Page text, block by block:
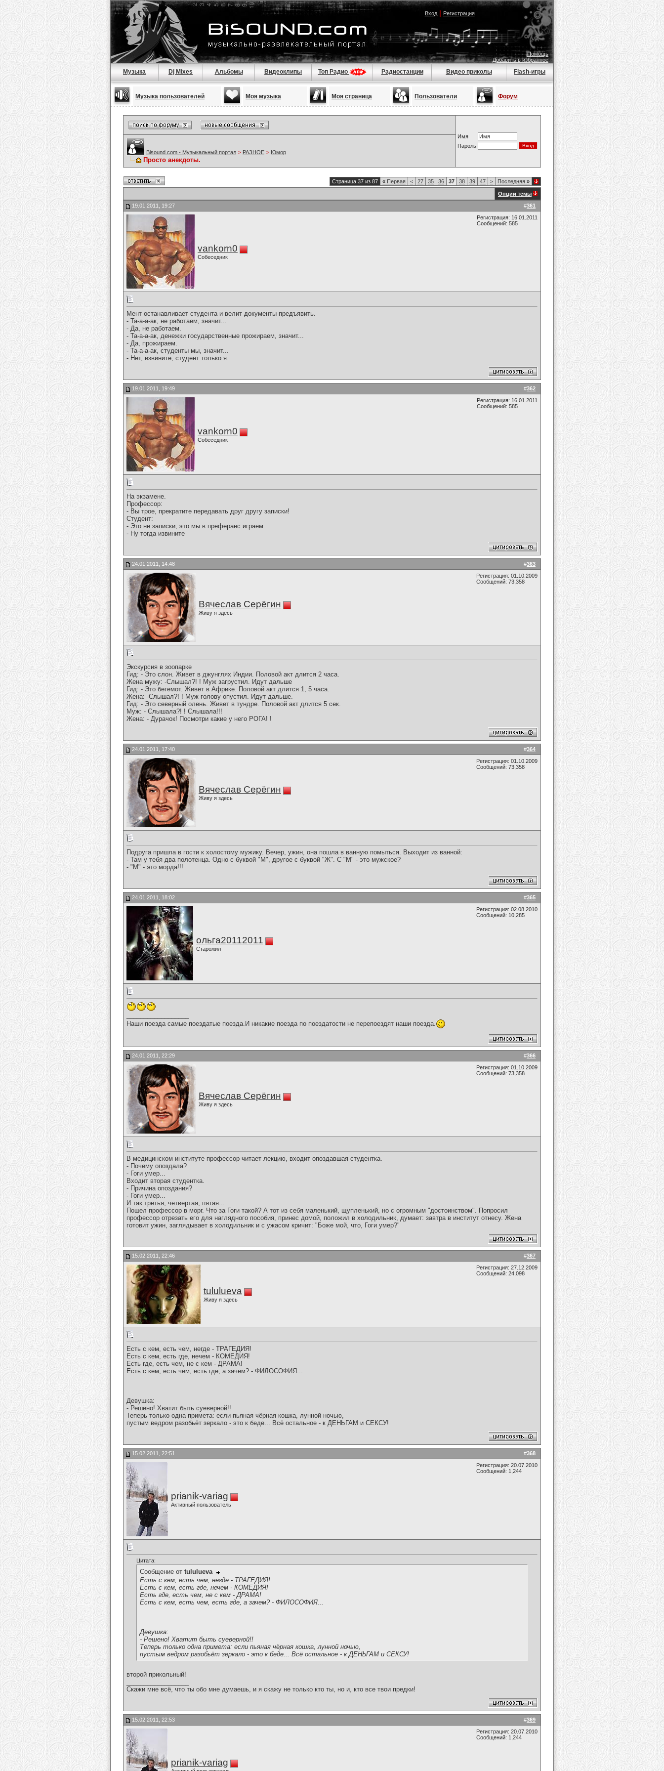
Вход| Регистрация
Помощь
Добавить в избранное
Музыка Dj Mixes Альбомы Видеоклипы Топ Радио Радиостанции Видео приколы Flash-игры
Музыка пользователей Моя музыка Моя страница Пользователи Форум
Имя
Пароль
Bisound.com - Музыкальный портал > РАЗНОЕ > Юмор
Просто анекдоты.
Страница 37 из 87 « Первая < 27 35 36 37 38 39 47 > Последняя »
Опции темы
#361
19.01.2011, 19:27
vankorn0
Собеседник
Регистрация: 16.01.2011
Сообщений: 585
Мент останавливает студента и велит документы предъявить.
- Та-а-а-ак, не работаем, значит...
- Да, не работаем.
- Та-а-а-ак, денежки государственные прожираем, значит...
- Да, прожираем.
- Та-а-а-ак, студенты мы, значит...
- Нет, извините, студент только я.
#362
19.01.2011, 19:49
vankorn0
Собеседник
Регистрация: 16.01.2011
Сообщений: 585
Hа экзамене.
Профессор:
- Вы трое, прекратите передавать друг другу записки!
Студент:
- Это не записки, это мы в преферанс играем.
- Hу тогда извините
#363
24.01.2011, 14:48
Вячеслав Серёгин
Живу я здесь
Регистрация: 01.10.2009
Сообщений: 73,358
Экскурсия в зоопарке
Гид: - Это слон. Живет в джунглях Индии. Половой акт длится 2 часа.
Жена мужу: -Слышал?! ! Муж загрустил. Идут дальше
Гид: - Это бегемот. Живет в Африке. Половой акт длится 1, 5 часа.
Жена: -Слышал?! ! Муж голову опустил. Идут дальше.
Гид: - Это северный олень. Живет в тундре. Половой акт длится 5 сек.
Муж: - Слышала?! ! Слышала!!!
Жена: - Дурачок! Посмотри какие у него РОГА! !
#364
24.01.2011, 17:40
Вячеслав Серёгин
Живу я здесь
Регистрация: 01.10.2009
Сообщений: 73,358
Подруга пришла в гости к холостому мужику. Вечер, ужин, она пошла в ванную помыться. Выходит из ванной:
- Там у тебя два полотенца. Одно с буквой "М", другое с буквой "Ж". С "М" - это мужское?
- "М" - это морда!!!
#365
24.01.2011, 18:02
ольга20112011
Старожил
Регистрация: 02.08.2010
Сообщений: 10,285
Наши поезда самые поездатые поезда.И никакие поезда по поездатости не перепоездят наши поезда.
#366
24.01.2011, 22:29
Вячеслав Серёгин
Живу я здесь
Регистрация: 01.10.2009
Сообщений: 73,358
В медицинском институте профессор читает лекцию, входит опоздавшая студентка.
- Почему опоздала?
- Гоги умер...
Входит вторая студентка.
- Причина опоздания?
- Гоги умер...
И так третья, четвертая, пятая...
Пошел профессор в морг. Что за Гоги такой? А тот из себя маленький, щупленький, но с огромным "достоинством". Попросил
профессор отрезать его для наглядного пособия, принес домой, положил в холодильник, думает: завтра в институт отнесу. Жена
готовит ужин, заглядывает в холодильник и с ужасом кричит: "Боже мой, что, Гоги умер?"
#367
15.02.2011, 22:46
tululueva
Живу я здесь
Регистрация: 27.12.2009
Сообщений: 24,098
Есть с кем, есть чем, негде - ТРАГЕДИЯ!
Есть с кем, есть где, нечем - КОМЕДИЯ!
Есть где, есть чем, не с кем - ДРАМА!
Есть с кем, есть чем, есть где, а зачем? - ФИЛОСОФИЯ...
Девушка:
- Решено! Хватит быть суеверной!!
Теперь только одна примета: если пьяная чёрная кошка, лунной ночью,
пустым ведром разобьёт зеркало - это к беде... Всё остальное - к ДЕНЬГАМ и СЕКСУ!
#368
15.02.2011, 22:51
prianik-variag
Активный пользователь
Регистрация: 20.07.2010
Сообщений: 1,244
Цитата:
Сообщение от tululueva
Есть с кем, есть чем, негде - ТРАГЕДИЯ!
Есть с кем, есть где, нечем - КОМЕДИЯ!
Есть где, есть чем, не с кем - ДРАМА!
Есть с кем, есть чем, есть где, а зачем? - ФИЛОСОФИЯ...
Девушка:
- Решено! Хватит быть суеверной!!
Теперь только одна примета: если пьяная чёрная кошка, лунной ночью,
пустым ведром разобьёт зеркало - это к беде... Всё остальное - к ДЕНЬГАМ и СЕКСУ!
второй прикольный!
Скажи мне всё, что ты обо мне думаешь, и я скажу не только кто ты, но и, кто все твои предки!
#369
15.02.2011, 22:53
prianik-variag
Регистрация: 20.07.2010
Сообщений: 1,244